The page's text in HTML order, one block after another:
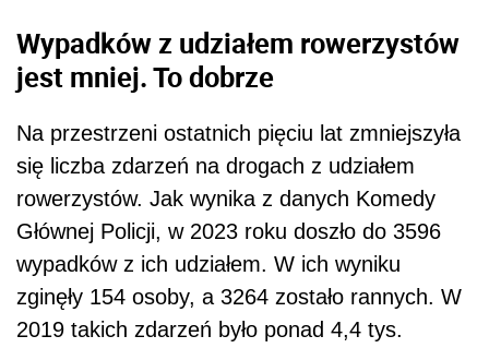
Wypadków z udziałem rowerzystów
jest mniej. To dobrze
Na przestrzeni ostatnich pięciu lat zmniejszyła
się liczba zdarzeń na drogach z udziałem
rowerzystów. Jak wynika z danych Komedy
Głównej Policji, w 2023 roku doszło do 3596
wypadków z ich udziałem. W ich wyniku
zginęły 154 osoby, a 3264 zostało rannych. W
2019 takich zdarzeń było ponad 4,4 tys.